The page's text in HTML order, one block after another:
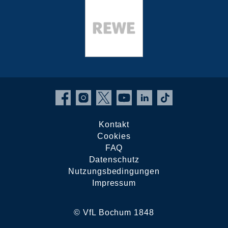
© VfL Bochum 1848
Kontakt
Cookies
FAQ
Datenschutz
Nutzungsbedingungen
Impressum